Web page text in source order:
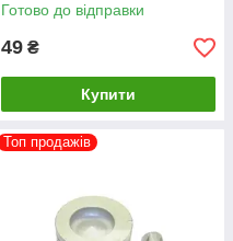
Готово до відправки
49 ₴
Купити
Топ продажів